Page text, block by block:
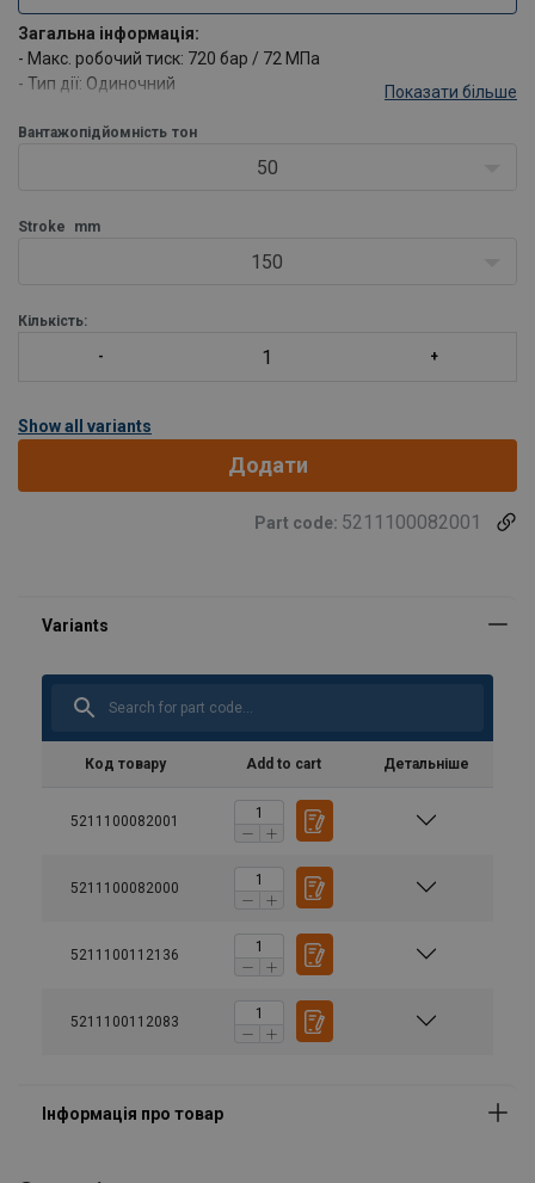
Загальна інформація:
- Макс. робочий тиск: 720 бар / 72 МПа
- Тип дії: Одиночний
- Можливість використання на всіх позиціях
- Безпечний завдяки механічному блокуванню навантаження
Показати більше
Вантажопідйомність тон
50
Stroke mm
150
Кількість:
Show all variants
Додати
Part code: 5211100082001
Код товару Add to cart Детальніше
5211100082001
5211100082000
5211100112136
5211100112083